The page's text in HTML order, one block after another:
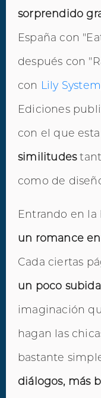
sorprendido
España con
después con
con Lily System
Ediciones
con el que
similitudes
como de
Entrando en
un romance
Cada ciertas
un poco
imaginación
hagan las
bastante
diálogos, más